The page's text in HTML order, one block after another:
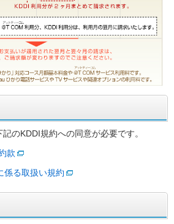
のKDDI規約への同意が必要です。
款
係る取扱い規約